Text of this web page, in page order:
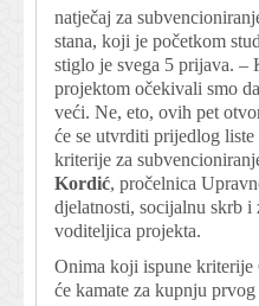
natječaj za
stana, koji je početkom
stiglo je svega 5 prijava. –
projektom očekivali smo
veći. Ne, eto, ovih pet
će se utvrditi prijedlog
kriterije za
Kordić, pročelnica
djelatnosti, socijalnu skrb i
voditeljica projekta.
Onima koji ispune kriterije
će kamate za kupnju